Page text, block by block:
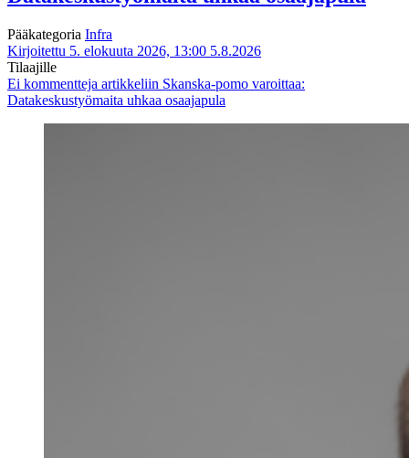
Pääkategoria Infra
Kirjoitettu 5. elokuuta 2026, 13:00 5.8.2026
Tilaajille
Ei kommentteja artikkeliin Skanska-pomo varoittaa:
Datakeskustyömaita uhkaa osaajapula